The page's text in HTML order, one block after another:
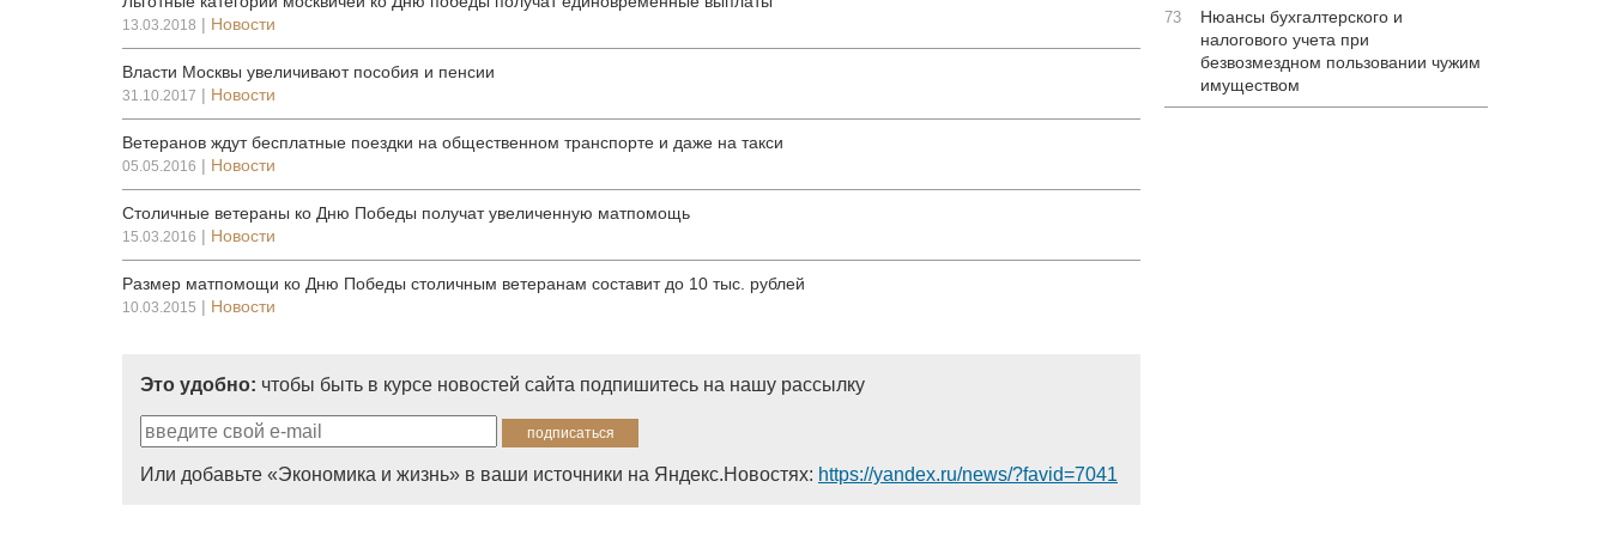
13.03.2018 | Новости
Власти Москвы увеличивают пособия и пенсии
31.10.2017 | Новости
Ветеранов ждут бесплатные поездки на общественном транспорте и даже на такси
05.05.2016 | Новости
Столичные ветераны ко Дню Победы получат увеличенную матпомощь
15.03.2016 | Новости
Размер матпомощи ко Дню Победы столичным ветеранам составит до 10 тыс. рублей
10.03.2015 | Новости
Это удобно: чтобы быть в курсе новостей сайта подпишитесь на нашу рассылку
Или добавьте «Экономика и жизнь» в ваши источники на Яндекс.Новостях: https://yandex.ru/news/?favid=7041
73
Нюансы бухгалтерского и
налогового учета при
безвозмездном пользовании чужим
имуществом